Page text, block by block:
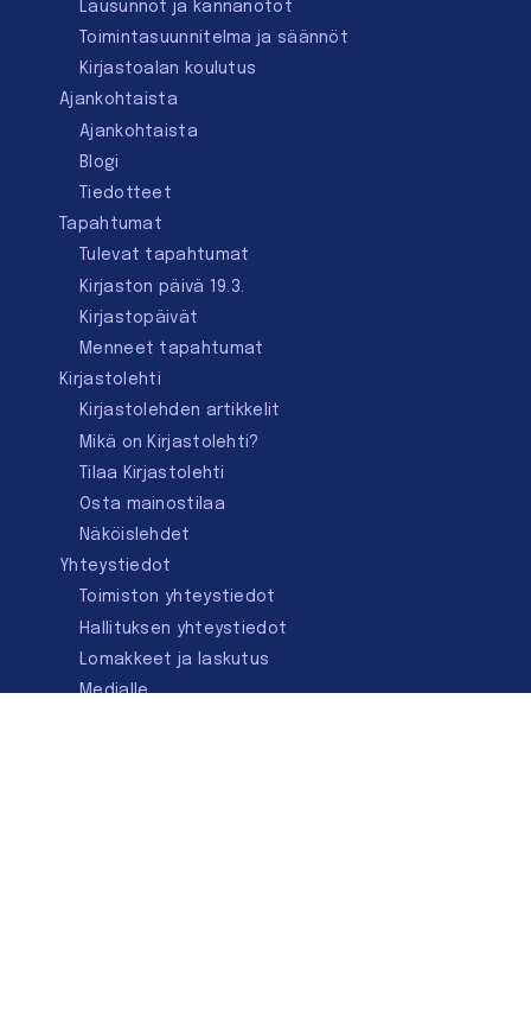
Lausunnot ja kannanotot
Toimintasuunnitelma ja säännöt
Kirjastoalan koulutus
Ajankohtaista
Ajankohtaista
Blogi
Tiedotteet
Tapahtumat
Tulevat tapahtumat
Kirjaston päivä 19.3.
Kirjastopäivät
Menneet tapahtumat
Kirjastolehti
Kirjastolehden artikkelit
Mikä on Kirjastolehti?
Tilaa Kirjastolehti
Osta mainostilaa
Näköislehdet
Yhteystiedot
Toimiston yhteystiedot
Hallituksen yhteystiedot
Lomakkeet ja laskutus
Medialle